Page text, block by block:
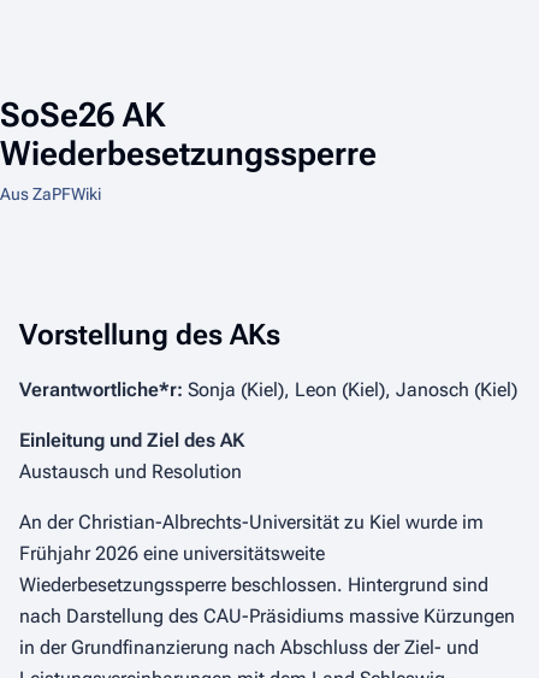
SoSe26 AK
Wiederbesetzungssperre
Aus ZaPFWiki
Vorstellung des AKs
Verantwortliche*r: Sonja (Kiel), Leon (Kiel), Janosch (Kiel)
Einleitung und Ziel des AK
Austausch und Resolution
An der Christian-Albrechts-Universität zu Kiel wurde im
Frühjahr 2026 eine universitätsweite
Wiederbesetzungssperre beschlossen. Hintergrund sind
nach Darstellung des CAU-Präsidiums massive Kürzungen
in der Grundfinanzierung nach Abschluss der Ziel- und